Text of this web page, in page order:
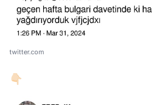
twitter.com
👇🏻